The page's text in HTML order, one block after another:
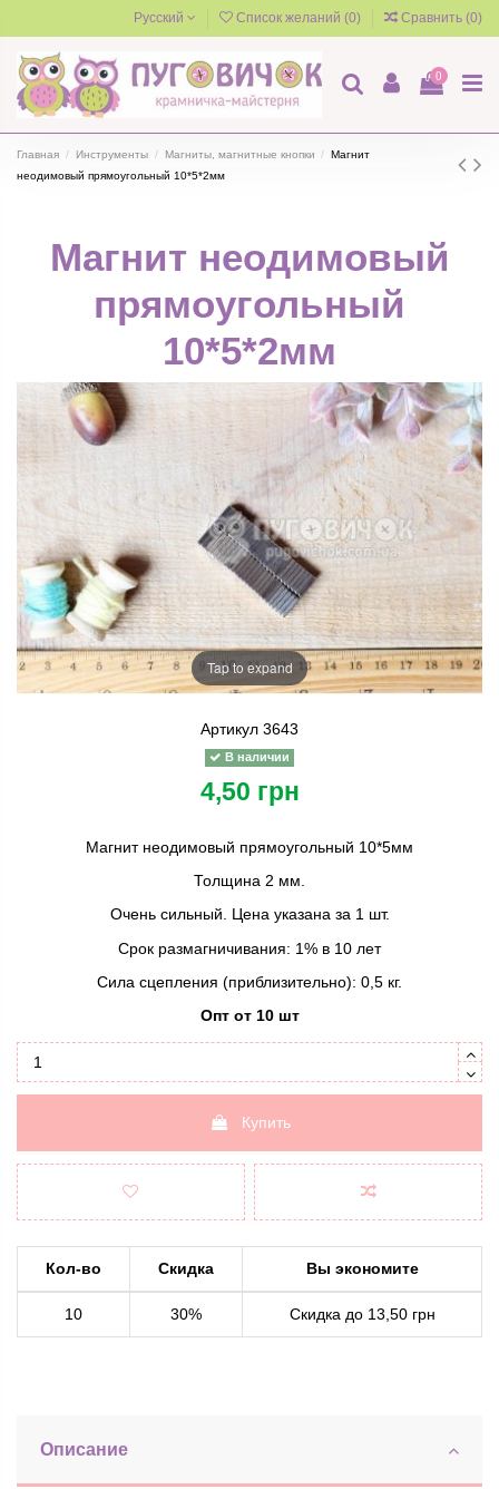
Русский Список желаний (0) Сравнить (0)
0
Главная Инструменты Магниты, магнитные кнопки
Магнит
неодимовый прямоугольный 10*5*2мм
Магнит неодимовый
прямоугольный
10*5*2мм
Tap to expand
Артикул 3643
В наличии
4,50 грн
Магнит неодимовый прямоугольный 10*5мм
Толщина 2 мм.
Очень сильный. Цена указана за 1 шт.
Срок размагничивания: 1% в 10 лет
Сила сцепления (приблизительно): 0,5 кг.
Опт от 10 шт
Купить
Кол-во Скидка Вы экономите
10 30% Скидка до 13,50 грн
Описание